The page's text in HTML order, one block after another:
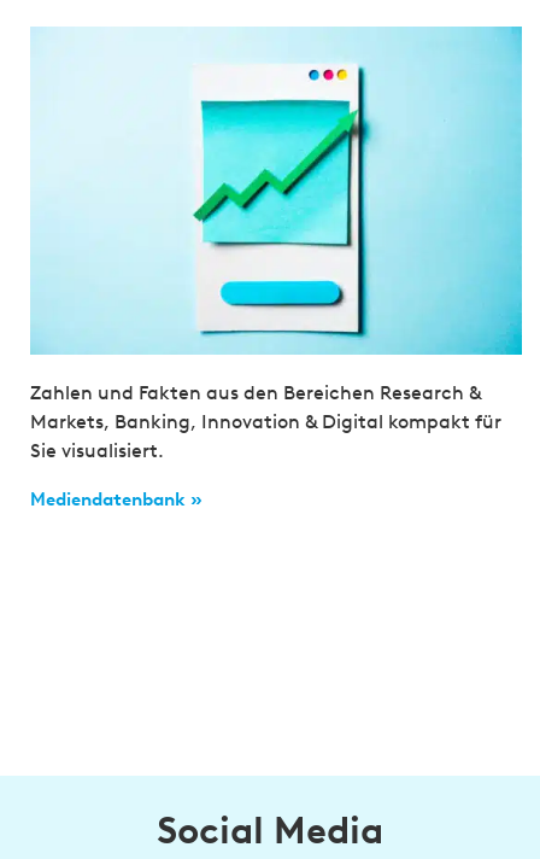
Zahlen und Fakten aus den Bereichen Research &
Markets, Banking, Innovation & Digital kompakt für
Sie visualisiert.
Mediendatenbank »
Social Media